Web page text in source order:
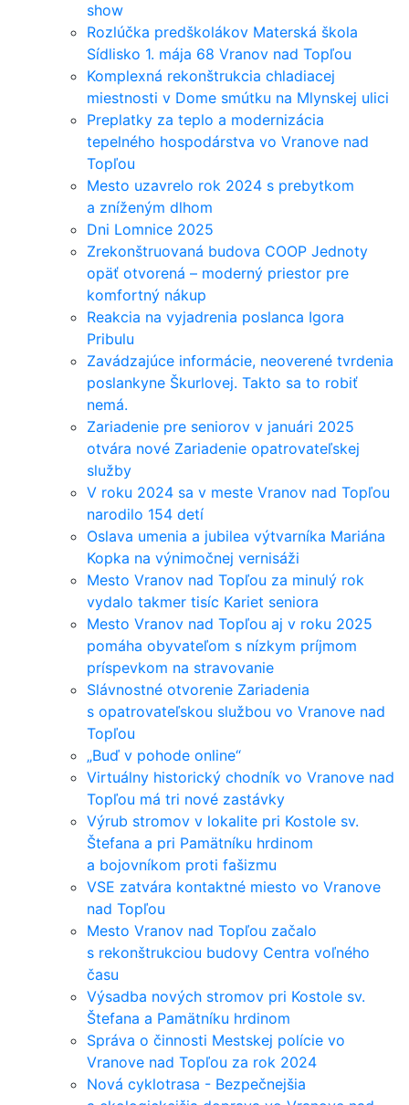
show
Rozlúčka predškolákov Materská škola
Sídlisko 1. mája 68 Vranov nad Topľou
Komplexná rekonštrukcia chladiacej
miestnosti v Dome smútku na Mlynskej ulici
Preplatky za teplo a modernizácia
tepelného hospodárstva vo Vranove nad
Topľou
Mesto uzavrelo rok 2024 s prebytkom
a zníženým dlhom
Dni Lomnice 2025
Zrekonštruovaná budova COOP Jednoty
opäť otvorená – moderný priestor pre
komfortný nákup
Reakcia na vyjadrenia poslanca Igora
Pribulu
Zavádzajúce informácie, neoverené tvrdenia
poslankyne Škurlovej. Takto sa to robiť
nemá.
Zariadenie pre seniorov v januári 2025
otvára nové Zariadenie opatrovateľskej
služby
V roku 2024 sa v meste Vranov nad Topľou
narodilo 154 detí
Oslava umenia a jubilea výtvarníka Mariána
Kopka na výnimočnej vernisáži
Mesto Vranov nad Topľou za minulý rok
vydalo takmer tisíc Kariet seniora
Mesto Vranov nad Topľou aj v roku 2025
pomáha obyvateľom s nízkym príjmom
príspevkom na stravovanie
Slávnostné otvorenie Zariadenia
s opatrovateľskou službou vo Vranove nad
Topľou
„Buď v pohode online“
Virtuálny historický chodník vo Vranove nad
Topľou má tri nové zastávky
Výrub stromov v lokalite pri Kostole sv.
Štefana a pri Pamätníku hrdinom
a bojovníkom proti fašizmu
VSE zatvára kontaktné miesto vo Vranove
nad Topľou
Mesto Vranov nad Topľou začalo
s rekonštrukciou budovy Centra voľného
času
Výsadba nových stromov pri Kostole sv.
Štefana a Pamätníku hrdinom
Správa o činnosti Mestskej polície vo
Vranove nad Topľou za rok 2024
Nová cyklotrasa - Bezpečnejšia